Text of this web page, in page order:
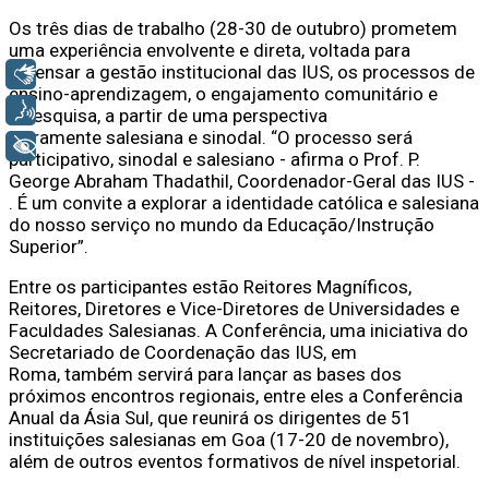
Os três dias de trabalho (28-30 de outubro) prometem
uma experiência envolvente e direta, voltada para
repensar a gestão institucional das IUS, os processos de
ensino-aprendizagem, o engajamento comunitário e
a pesquisa, a partir de uma perspectiva
claramente salesiana e sinodal. “O processo será
participativo, sinodal e salesiano - afirma o Prof. P.
George Abraham Thadathil, Coordenador-Geral das IUS -
. É um convite a explorar a identidade católica e salesiana
do nosso serviço no mundo da Educação/Instrução
Superior”.
Entre os participantes estão Reitores Magníficos,
Reitores, Diretores e Vice-Diretores de Universidades e
Faculdades Salesianas. A Conferência, uma iniciativa do
Secretariado de Coordenação das IUS, em
Roma, também servirá para lançar as bases dos
próximos encontros regionais, entre eles a Conferência
Anual da Ásia Sul, que reunirá os dirigentes de 51
instituições salesianas em Goa (17-20 de novembro),
além de outros eventos formativos de nível inspetorial.
Libras
Voz
+ Acessibilidade